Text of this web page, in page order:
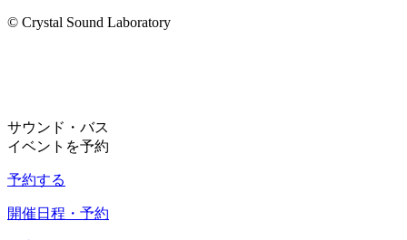
© Crystal Sound Laboratory
サウンド・バス
イベントを予約
予約する
開催日程・予約